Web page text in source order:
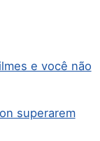
e você não
superarem